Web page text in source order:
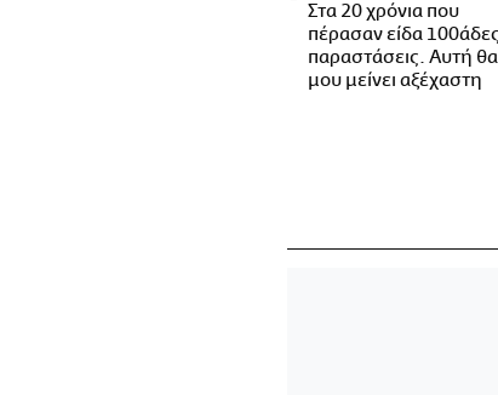
Στα 20 χρόνια που
πέρασαν είδα 100άδες
παραστάσεις. Αυτή θα
μου μείνει αξέχαστη